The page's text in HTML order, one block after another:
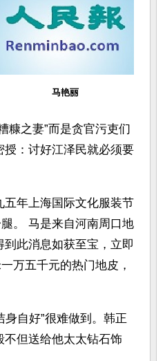
马艳丽
糠之妻”而是贪官污吏们
：讨好江泽民就必须要
年上海国际文化服装节
。 马是来自河南周口地
到此消息如获至宝，立即
万五千元的热门地皮，
身自好”很难做到。韩正
但送给他太太钻石饰